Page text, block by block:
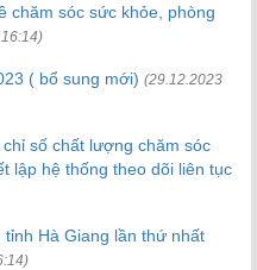
chăm sóc sức khỏe, phòng
( bổ sung mới) (29.12.2023
số chất lượng chăm sóc
lập hệ thống theo dõi liên tục
Hà Giang lần thứ nhất